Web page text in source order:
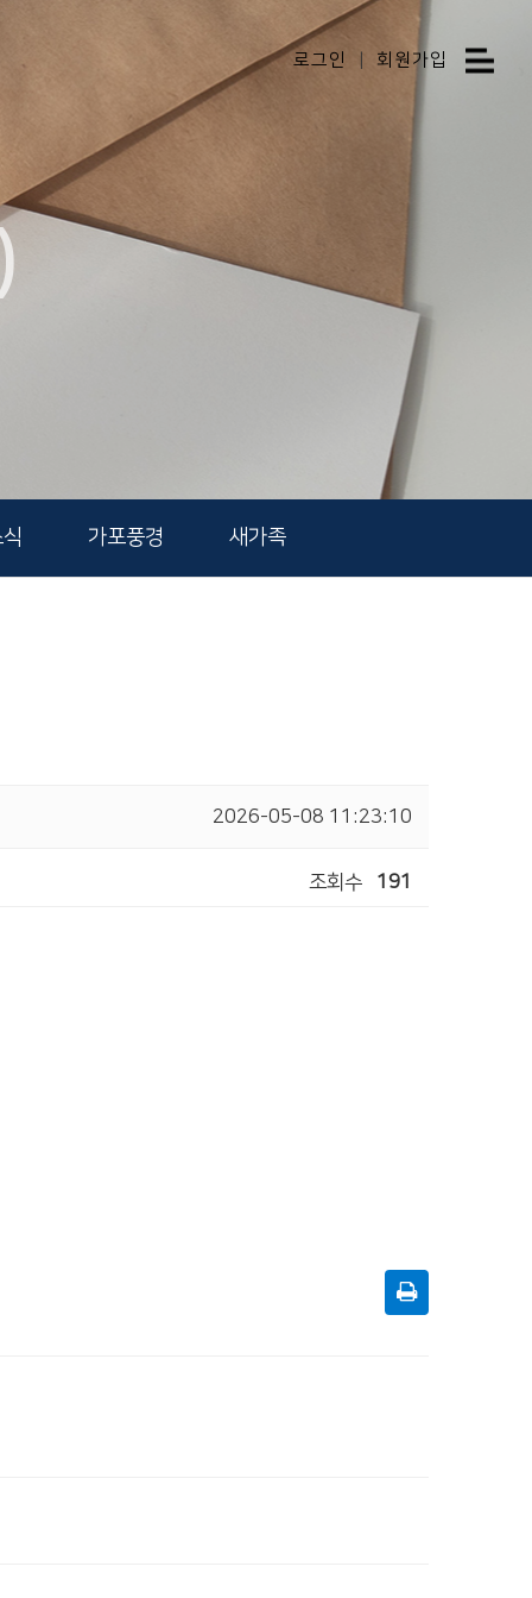
로그인 회원가입
가포풍경 새가족
2026-05-08 11:23:10
조회수 191